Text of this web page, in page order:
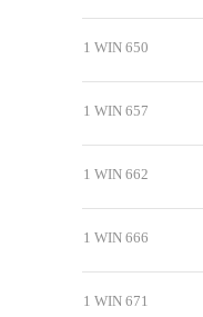
1 WIN 650
1 WIN 657
1 WIN 662
1 WIN 666
1 WIN 671